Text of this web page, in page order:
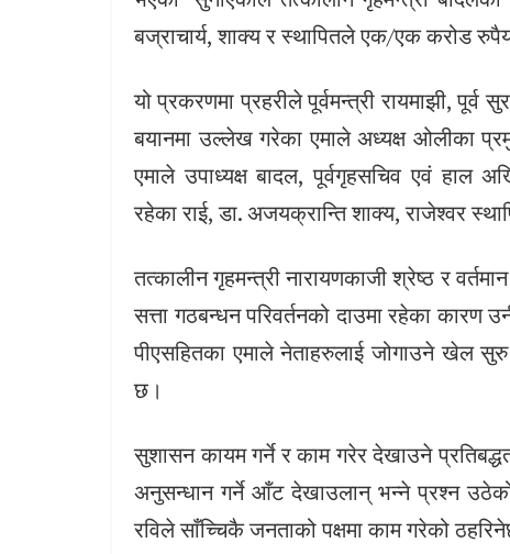
बज्राचार्य, शाक्य र स्थापितले एक/एक करोड
यो प्रकरणमा प्रहरीले पूर्वमन्त्री रायमाझी,
बयानमा उल्लेख गरेका एमाले अध्यक्ष ओलीका
एमाले उपाध्यक्ष बादल, पूर्वगृहसचिव एवं हाल
रहेका राई, डा. अजयक्रान्ति शाक्य, राजेश्वर
तत्कालीन गृहमन्त्री नारायणकाजी श्रेष्ठ र
सत्ता गठबन्धन परिवर्तनको दाउमा रहेका
पीएसहितका एमाले नेताहरुलाई जोगाउने खेल
छ।
सुशासन कायम गर्ने र काम गरेर देखाउने
अनुसन्धान गर्ने आँट देखाउलान् भन्‍ने प्रश्‍न
रविले साँच्चिकै जनताको पक्षमा काम गरेको